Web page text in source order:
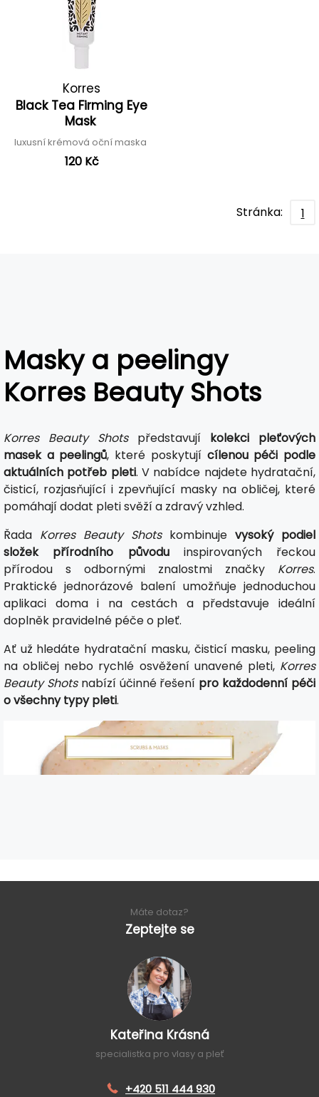
Korres
Black Tea Firming Eye
Mask
luxusní krémová oční maska
120 Kč
Stránka: 1
Masky a peelingy
Korres Beauty Shots
Korres Beauty Shotspředstavují kolekci pleťových
masek a peelingů, které poskytují cílenou péči podle
aktuálních potřeb pleti. V nabídce najdete hydratační,
čisticí, rozjasňující i zpevňující masky na obličej, které
pomáhají dodat pleti svěží a zdravý vzhled.
Řada Korres Beauty Shotskombinuje vysoký podiel
složek přírodního původuinspirovaných řeckou
přírodou s odbornými znalostmi značky Korres.
Praktické jednorázové balení umožňuje jednoduchou
aplikaci doma i na cestách a představuje ideální
doplněk pravidelné péče o pleť.
Ať už hledáte hydratační masku, čisticí masku, peeling
na obličej nebo rychlé osvěžení unavené pleti, Korres
Beauty Shotsnabízí účinné řešení pro každodenní péči
o všechny typy pleti.
Máte dotaz?
Zeptejte se
Kateřina Krásná
specialistka pro vlasy a pleť
+420 511 444 930